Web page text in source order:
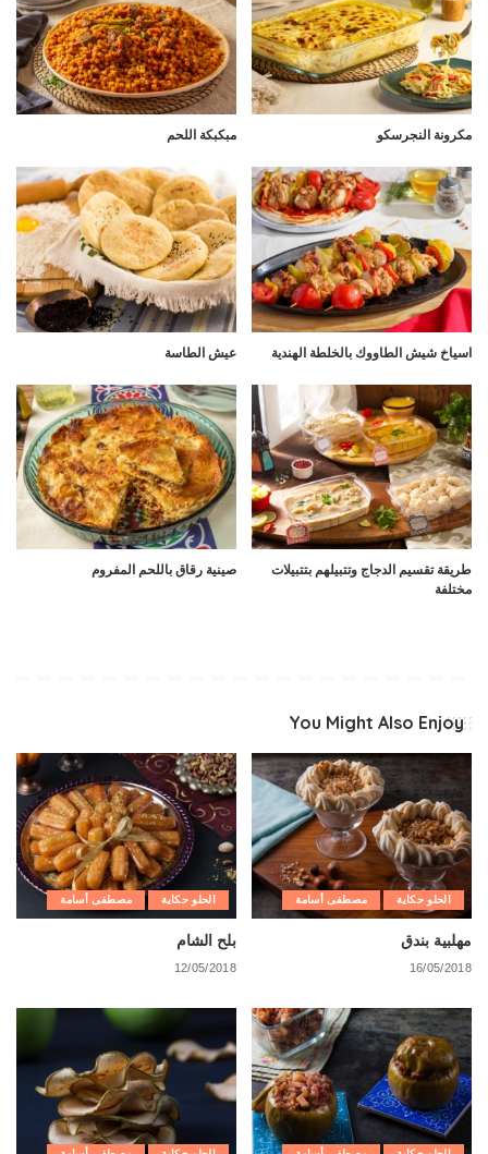
مكرونة النجرسكو مبكبكة اللحم
اسياخ شيش الطاووك بالخلطة الهندية عيش الطاسة
طريقة تقسيم الدجاج وتتبيلهم بتتبيلات
مختلفة
صينية رقاق باللحم المفروم
You Might Also Enjoy
الحلو حكاية مصطفى أسامة
مهلبية بندق
16/05/2018
الحلو حكاية مصطفى أسامة
بلح الشام
12/05/2018